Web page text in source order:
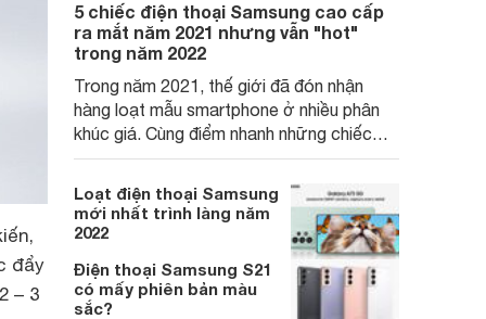
đẩy
– 3
5 chiếc điện thoại Samsung cao cấp
ra mắt năm 2021 nhưng vẫn "hot"
trong năm 2022
Trong năm 2021, thế giới đã đón nhận
hàng loạt mẫu smartphone ở nhiều phân
khúc giá. Cùng điểm nhanh những chiếc
điện thoại Samsung ra mắt năm 2021 ở
phân khúc cao cấp ngay sau đây nhé.
Loạt điện thoại Samsung
mới nhất trình làng năm
2022
Điện thoại Samsung S21
có mấy phiên bản màu
sắc?